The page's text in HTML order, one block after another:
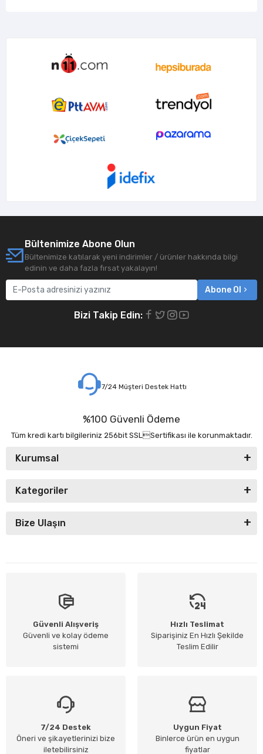
Bültenimize Abone Olun
Bültenimize katılarak yeni indirimler / ürünler hakkında bilgi
edinin ve daha fazla fırsat yakalayın!
Abone Ol
Bizi Takip Edin:
7/24 Müşteri Destek Hattı
%100 Güvenli Ödeme
Tüm kredi kartı bilgileriniz 256bit SSLSertifikası ile korunmaktadır.
Kurumsal
Kategoriler
Bize Ulaşın
Güvenli Alışveriş
Güvenli ve kolay ödeme
sistemi
Hızlı Teslimat
Siparişiniz En Hızlı Şekilde
Teslim Edilir
7/24 Destek
Öneri ve şikayetlerinizi bize
iletebilirsiniz
Uygun Fiyat
Binlerce ürün en uygun
fiyatlar